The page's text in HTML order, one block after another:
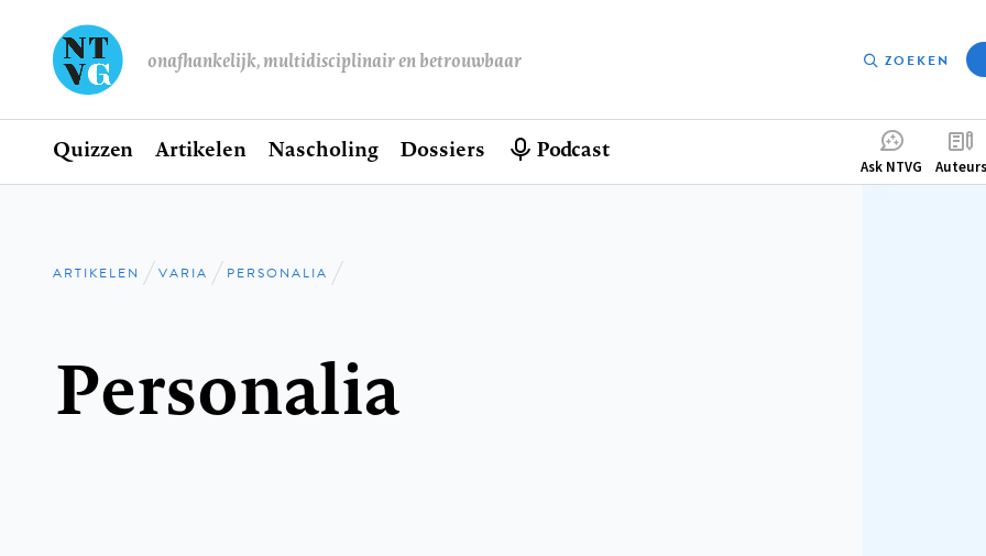
onafhankelijk, multidisciplinair en betrouwbaar ZOEKEN
Hoofdnavigatie
Home
Quizzen Artikelen Nascholing Dossiers Podcast
Ask NTVG Auteurs
Kruimelpad
ARTIKELEN VARIA PERSONALIA
Personalia